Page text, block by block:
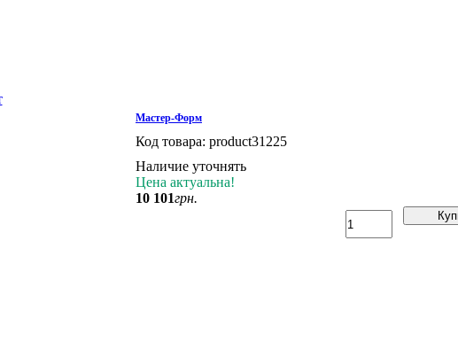
Мастер-Форм
Код товара: product31225
Наличие уточнять
Цена актуальна!
10 101грн.